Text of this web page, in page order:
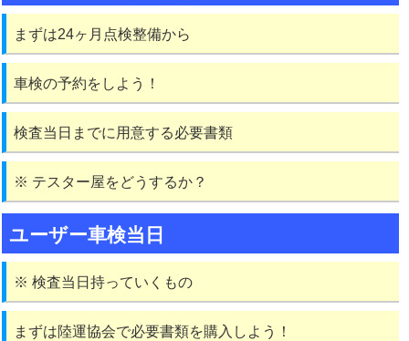
まずは24ヶ月点検整備から
車検の予約をしよう！
検査当日までに用意する必要書類
※ テスター屋をどうするか？
ユーザー車検当日
※ 検査当日持っていくもの
まずは陸運協会で必要書類を購入しよう！